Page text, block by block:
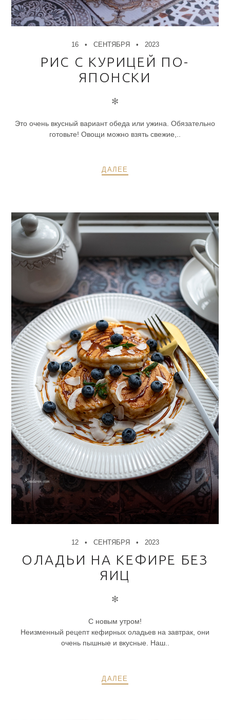
16 СЕНТЯБРЯ 2023
РИС С КУРИЦЕЙ ПО-
ЯПОНСКИ
✻
Это очень вкусный вариант обеда или ужина. Обязательно
готовьте! Овощи можно взять свежие,..
ДАЛЕЕ
12 СЕНТЯБРЯ 2023
ОЛАДЬИ НА КЕФИРЕ БЕЗ
ЯИЦ
✻
С новым утром!
Неизменный рецепт кефирных оладьев на завтрак, они
очень пышные и вкусные. Наш..
ДАЛЕЕ